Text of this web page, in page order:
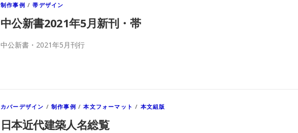
制作事例 /帯デザイン
中公新書2021年5月新刊・帯
中公新書・2021年5月刊行
カバーデザイン /制作事例 /本文フォーマット / 本文組版
日本近代建築人名総覧